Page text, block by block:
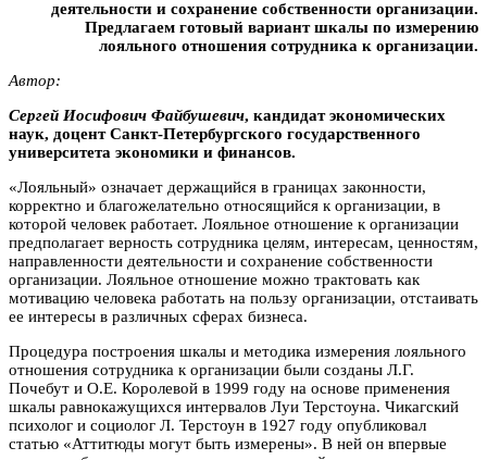
деятельности и сохранение собственности организации.
Предлагаем готовый вариант шкалы по измерению
лояльного отношения сотрудника к организации.
Автор:
Сергей Иосифович Файбушевич, кандидат экономических
наук, доцент Санкт-Петербургского государственного
университета экономики и финансов.
«Лояльный» означает держащийся в границах законности,
корректно и благожелательно относящийся к организации, в
которой человек работает. Лояльное отношение к организации
предполагает верность сотрудника целям, интересам, ценностям,
направленности деятельности и сохранение собственности
организации. Лояльное отношение можно трактовать как
мотивацию человека работать на пользу организации, отстаивать
ее интересы в различных сферах бизнеса.
Процедура построения шкалы и методика измерения лояльного
отношения сотрудника к организации были созданы Л.Г.
Почебут и О.Е. Королевой в 1999 году на основе применения
шкалы равнокажущихся интервалов Луи Терстоуна. Чикагский
психолог и социолог Л. Терстоун в 1927 году опубликовал
статью «Аттитюды могут быть измерены». В ней он впервые